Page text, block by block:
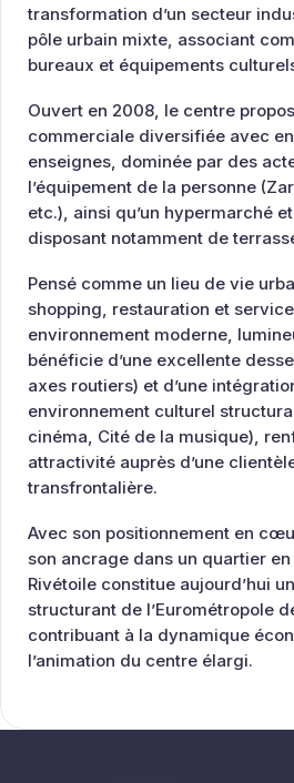
transformation d’un secteur
pôle urbain mixte, associant
bureaux et équipements
Ouvert en 2008, le centre
commerciale diversifiée avec
enseignes, dominée par des
l’équipement de la personne
etc.), ainsi qu’un hypermarché
disposant notamment de
Pensé comme un lieu de vie
shopping, restauration et
environnement moderne,
bénéficie d’une excellente
axes routiers) et d’une
environnement culturel
cinéma, Cité de la musique),
attractivité auprès d’une
transfrontalière.
Avec son positionnement en
son ancrage dans un quartier
Rivétoile constitue aujourd’hui
structurant de l’Eurométropole
contribuant à la dynamique
l’animation du centre élargi.